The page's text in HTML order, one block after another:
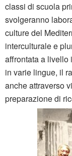
classi di scuola
svolgeranno
culture del
interculturale e
affrontata a livello
in varie lingue, il
anche attraverso
preparazione di